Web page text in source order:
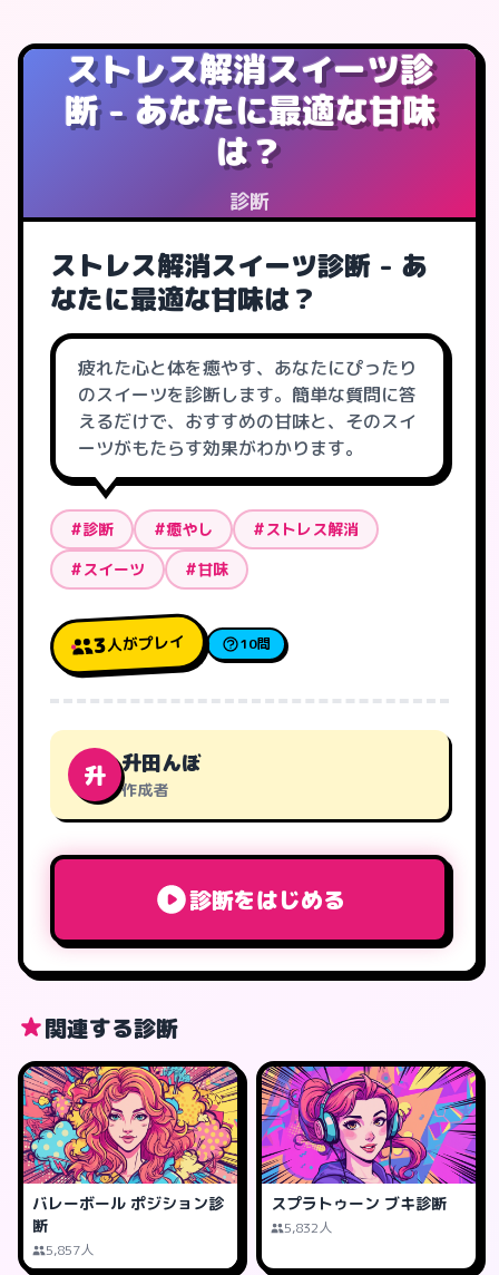
ストレス解消スイーツ診
断 - あなたに最適な甘味
は？
診断
ストレス解消スイーツ診断 - あ
なたに最適な甘味は？
疲れた心と体を癒やす、あなたにぴったり
のスイーツを診断します。簡単な質問に答
えるだけで、おすすめの甘味と、そのスイ
ーツがもたらす効果がわかります。
#診断 #癒やし
#ストレス解消
#スイーツ
#甘味
3人がプレイ 10問
升 升田んぼ
作成者
診断をはじめる
関連する診断
バレーボール ポジション診
断
5,857人
スプラトゥーン ブキ診断
5,832人